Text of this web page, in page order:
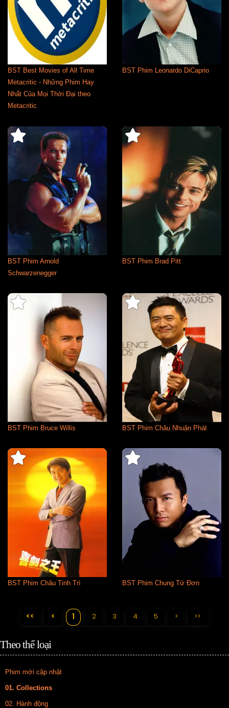
BST Best Movies of All Time
Metacritic - Những Phim Hay
Nhất Của Mọi Thời Đại theo
Metacritic
BST Phim Leonardo DiCaprio
BST Phim Arnold
Schwarzenegger
BST Phim Brad Pitt
BST Phim Bruce Willis BST Phim Châu Nhuận Phát
BST Phim Châu Tinh Trì BST Phim Chung Tử Đơn
<< < 1 2 3 4 5 > >>
Theo thể loại
Phim mới cập nhật
01. Collections
02. Hành động